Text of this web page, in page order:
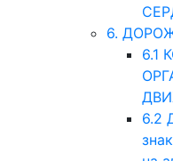
6.
6.1
6.2